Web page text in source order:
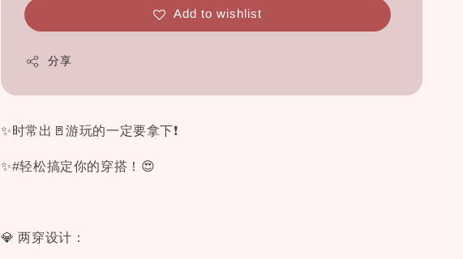
Add to wishlist
分享
✨时常出🚪游玩的一定要拿下❗
✨#轻松搞定你的穿搭！😍
💎 两穿设计：